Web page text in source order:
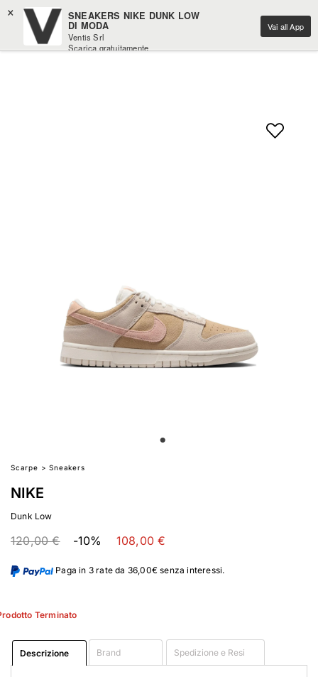
× SNEAKERS NIKE DUNK LOW
DI MODA
Ventis Srl
Scarica gratuitamente
Vai all App
Scarpe >Sneakers
NIKE
Dunk Low
120,00 € -10% 108,00 €
Paga in 3 rate da 36,00€ senza interessi.
Terminato
Descrizione Brand Spedizione e Resi